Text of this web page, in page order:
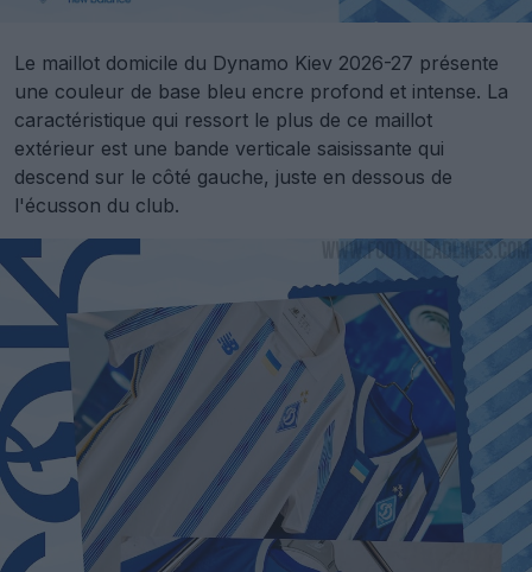
Le maillot domicile du Dynamo Kiev 2026-27 présente
une couleur de base bleu encre profond et intense. La
caractéristique qui ressort le plus de ce maillot
extérieur est une bande verticale saisissante qui
descend sur le côté gauche, juste en dessous de
l'écusson du club.